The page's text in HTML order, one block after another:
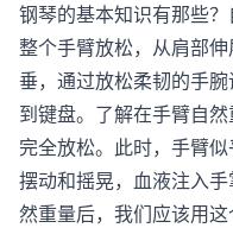
钢琴的基本知识有那些
整个手臂放松，从肩部
垂，通过放松柔韧的手
到键盘。了解在手臂自
完全放松。此时，手臂
摆动和摇晃，血液注入
然重量后，我们应该用这